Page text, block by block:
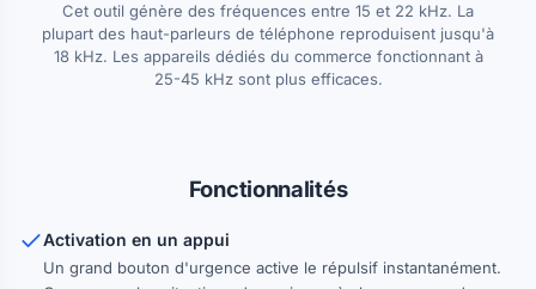
Cet outil génère des fréquences entre 15 et 22 kHz. La
plupart des haut-parleurs de téléphone reproduisent jusqu'à
18 kHz. Les appareils dédiés du commerce fonctionnant à
25-45 kHz sont plus efficaces.
Fonctionnalités
Activation en un appui
Un grand bouton d'urgence active le répulsif instantanément.